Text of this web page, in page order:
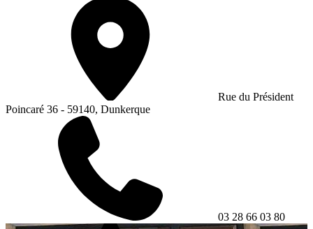
Rue du Président
Poincaré 36 - 59140, Dunkerque
03 28 66 03 80